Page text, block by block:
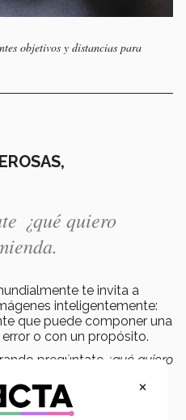
objetivos y distancias para
¿qué quiero
te invita a
inteligentemente:
que puede componer una
o con un propósito.
pregúntate ¿qué quiero
la regla de los 180
×